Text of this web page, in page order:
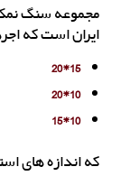
مجموعه سنگ نمک
ایران است که
15*20
10*20
10*15
که اندازه های